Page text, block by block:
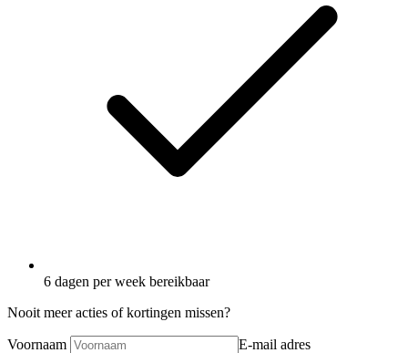
6 dagen per week bereikbaar
Nooit meer acties of kortingen missen?
Voornaam E-mail adres